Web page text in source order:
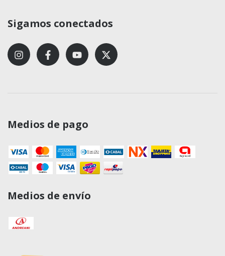
Sigamos conectados
Medios de pago
Medios de envío